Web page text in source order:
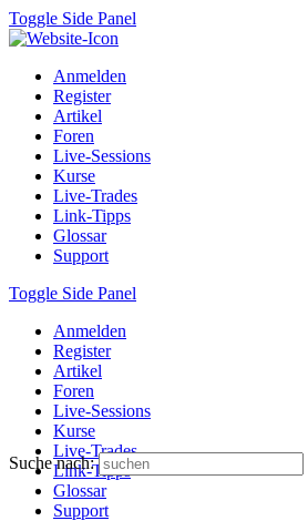
Toggle Side Panel
Anmelden
Register
Artikel
Foren
Live-Sessions
Kurse
Live-Trades
Link-Tipps
Glossar
Support
Toggle Side Panel
Anmelden
Register
Artikel
Foren
Live-Sessions
Kurse
Live-Trades
Link-Tipps
Glossar
Support
Suche nach: